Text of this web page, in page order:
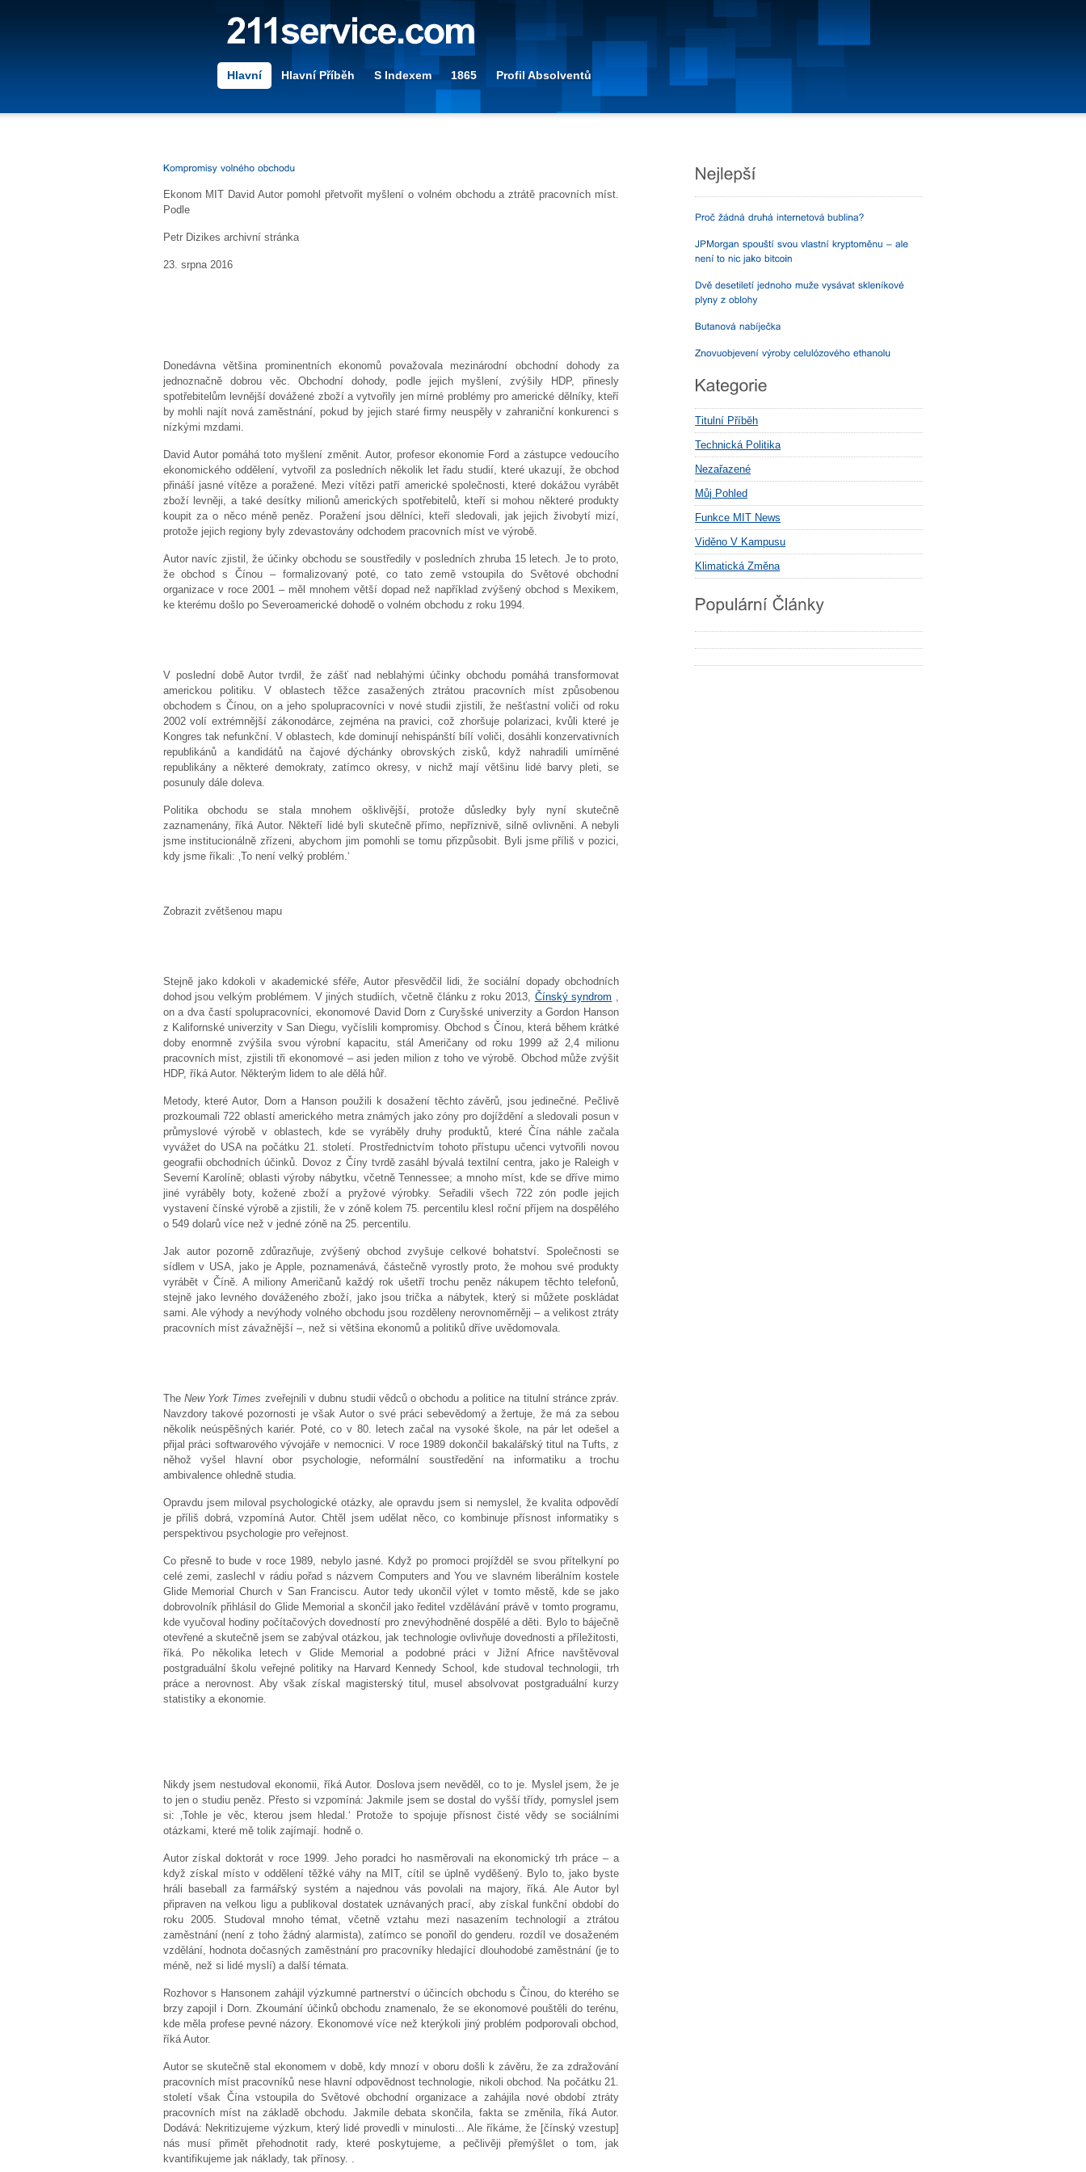
Hlavní Hlavní Příběh S Indexem 1865 Profil Absolventů
Ekonom MIT David Autor pomohl přetvořit myšlení o volném obchodu a ztrátě pracovních míst.
Podle
Petr Dizikes archivní stránka
23. srpna 2016
Donedávna většina prominentních ekonomů považovala mezinárodní obchodní dohody za
jednoznačně dobrou věc. Obchodní dohody, podle jejich myšlení, zvýšily HDP, přinesly
spotřebitelům levnější dovážené zboží a vytvořily jen mírné problémy pro americké dělníky, kteří
by mohli najít nová zaměstnání, pokud by jejich staré firmy neuspěly v zahraniční konkurenci s
nízkými mzdami.
David Autor pomáhá toto myšlení změnit. Autor, profesor ekonomie Ford a zástupce vedoucího
ekonomického oddělení, vytvořil za posledních několik let řadu studií, které ukazují, že obchod
přináší jasné vítěze a poražené. Mezi vítězi patří americké společnosti, které dokážou vyrábět
zboží levněji, a také desítky milionů amerických spotřebitelů, kteří si mohou některé produkty
koupit za o něco méně peněz. Poražení jsou dělníci, kteří sledovali, jak jejich živobytí mizí,
protože jejich regiony byly zdevastovány odchodem pracovních míst ve výrobě.
Autor navíc zjistil, že účinky obchodu se soustředily v posledních zhruba 15 letech. Je to proto,
že obchod s Čínou – formalizovaný poté, co tato země vstoupila do Světové obchodní
organizace v roce 2001 – měl mnohem větší dopad než například zvýšený obchod s Mexikem,
ke kterému došlo po Severoamerické dohodě o volném obchodu z roku 1994.
V poslední době Autor tvrdil, že zášť nad neblahými účinky obchodu pomáhá transformovat
americkou politiku. V oblastech těžce zasažených ztrátou pracovních míst způsobenou
obchodem s Čínou, on a jeho spolupracovníci v nové studii zjistili, že nešťastní voliči od roku
2002 volí extrémnější zákonodárce, zejména na pravici, což zhoršuje polarizaci, kvůli které je
Kongres tak nefunkční. V oblastech, kde dominují nehispánští bílí voliči, dosáhli konzervativních
republikánů a kandidátů na čajové dýchánky obrovských zisků, když nahradili umírněné
republikány a některé demokraty, zatímco okresy, v nichž mají většinu lidé barvy pleti, se
posunuly dále doleva.
Politika obchodu se stala mnohem ošklivější, protože důsledky byly nyní skutečně
zaznamenány, říká Autor. Někteří lidé byli skutečně přímo, nepříznivě, silně ovlivněni. A nebyli
jsme institucionálně zřízeni, abychom jim pomohli se tomu přizpůsobit. Byli jsme příliš v pozici,
kdy jsme říkali: ‚To není velký problém.‘
Zobrazit zvětšenou mapu
Stejně jako kdokoli v akademické sféře, Autor přesvědčil lidi, že sociální dopady obchodních
dohod jsou velkým problémem. V jiných studiích, včetně článku z roku 2013, Čínský syndrom ,
on a dva častí spolupracovníci, ekonomové David Dorn z Curyšské univerzity a Gordon Hanson
z Kalifornské univerzity v San Diegu, vyčíslili kompromisy. Obchod s Čínou, která během krátké
doby enormně zvýšila svou výrobní kapacitu, stál Američany od roku 1999 až 2,4 milionu
pracovních míst, zjistili tři ekonomové – asi jeden milion z toho ve výrobě. Obchod může zvýšit
HDP, říká Autor. Některým lidem to ale dělá hůř.
Metody, které Autor, Dorn a Hanson použili k dosažení těchto závěrů, jsou jedinečné. Pečlivě
prozkoumali 722 oblastí amerického metra známých jako zóny pro dojíždění a sledovali posun v
průmyslové výrobě v oblastech, kde se vyráběly druhy produktů, které Čína náhle začala
vyvážet do USA na počátku 21. století. Prostřednictvím tohoto přístupu učenci vytvořili novou
geografii obchodních účinků. Dovoz z Číny tvrdě zasáhl bývalá textilní centra, jako je Raleigh v
Severní Karolíně; oblasti výroby nábytku, včetně Tennessee; a mnoho míst, kde se dříve mimo
jiné vyráběly boty, kožené zboží a pryžové výrobky. Seřadili všech 722 zón podle jejich
vystavení čínské výrobě a zjistili, že v zóně kolem 75. percentilu klesl roční příjem na dospělého
o 549 dolarů více než v jedné zóně na 25. percentilu.
Jak autor pozorně zdůrazňuje, zvýšený obchod zvyšuje celkové bohatství. Společnosti se
sídlem v USA, jako je Apple, poznamenává, částečně vyrostly proto, že mohou své produkty
vyrábět v Číně. A miliony Američanů každý rok ušetří trochu peněz nákupem těchto telefonů,
stejně jako levného dováženého zboží, jako jsou trička a nábytek, který si můžete poskládat
sami. Ale výhody a nevýhody volného obchodu jsou rozděleny nerovnoměrněji – a velikost ztráty
pracovních míst závažnější –, než si většina ekonomů a politiků dříve uvědomovala.
The New York Times zveřejnili v dubnu studii vědců o obchodu a politice na titulní stránce zpráv.
Navzdory takové pozornosti je však Autor o své práci sebevědomý a žertuje, že má za sebou
několik neúspěšných kariér. Poté, co v 80. letech začal na vysoké škole, na pár let odešel a
přijal práci softwarového vývojáře v nemocnici. V roce 1989 dokončil bakalářský titul na Tufts, z
něhož vyšel hlavní obor psychologie, neformální soustředění na informatiku a trochu
ambivalence ohledně studia.
Opravdu jsem miloval psychologické otázky, ale opravdu jsem si nemyslel, že kvalita odpovědí
je příliš dobrá, vzpomíná Autor. Chtěl jsem udělat něco, co kombinuje přísnost informatiky s
perspektivou psychologie pro veřejnost.
Co přesně to bude v roce 1989, nebylo jasné. Když po promoci projížděl se svou přítelkyní po
celé zemi, zaslechl v rádiu pořad s názvem Computers and You ve slavném liberálním kostele
Glide Memorial Church v San Franciscu. Autor tedy ukončil výlet v tomto městě, kde se jako
dobrovolník přihlásil do Glide Memorial a skončil jako ředitel vzdělávání právě v tomto programu,
kde vyučoval hodiny počítačových dovedností pro znevýhodněné dospělé a děti. Bylo to báječně
otevřené a skutečně jsem se zabýval otázkou, jak technologie ovlivňuje dovednosti a příležitosti,
říká. Po několika letech v Glide Memorial a podobné práci v Jižní Africe navštěvoval
postgraduální školu veřejné politiky na Harvard Kennedy School, kde studoval technologii, trh
práce a nerovnost. Aby však získal magisterský titul, musel absolvovat postgraduální kurzy
statistiky a ekonomie.
Nikdy jsem nestudoval ekonomii, říká Autor. Doslova jsem nevěděl, co to je. Myslel jsem, že je
to jen o studiu peněz. Přesto si vzpomíná: Jakmile jsem se dostal do vyšší třídy, pomyslel jsem
si: ‚Tohle je věc, kterou jsem hledal.‘ Protože to spojuje přísnost čisté vědy se sociálními
otázkami, které mě tolik zajímají. hodně o.
Autor získal doktorát v roce 1999. Jeho poradci ho nasměrovali na ekonomický trh práce – a
když získal místo v oddělení těžké váhy na MIT, cítil se úplně vyděšený. Bylo to, jako byste
hráli baseball za farmářský systém a najednou vás povolali na majory, říká. Ale Autor byl
připraven na velkou ligu a publikoval dostatek uznávaných prací, aby získal funkční období do
roku 2005. Studoval mnoho témat, včetně vztahu mezi nasazením technologií a ztrátou
zaměstnání (není z toho žádný alarmista), zatímco se ponořil do genderu. rozdíl ve dosaženém
vzdělání, hodnota dočasných zaměstnání pro pracovníky hledající dlouhodobé zaměstnání (je to
méně, než si lidé myslí) a další témata.
Rozhovor s Hansonem zahájil výzkumné partnerství o účincích obchodu s Čínou, do kterého se
brzy zapojil i Dorn. Zkoumání účinků obchodu znamenalo, že se ekonomové pouštěli do terénu,
kde měla profese pevné názory. Ekonomové více než kterýkoli jiný problém podporovali obchod,
říká Autor.
Autor se skutečně stal ekonomem v době, kdy mnozí v oboru došli k závěru, že za zdražování
pracovních míst pracovníků nese hlavní odpovědnost technologie, nikoli obchod. Na počátku 21.
století však Čína vstoupila do Světové obchodní organizace a zahájila nové období ztráty
pracovních míst na základě obchodu. Jakmile debata skončila, fakta se změnila, říká Autor.
Dodává: Nekritizujeme výzkum, který lidé provedli v minulosti... Ale říkáme, že [čínský vzestup]
nás musí přimět přehodnotit rady, které poskytujeme, a pečlivěji přemýšlet o tom, jak
kvantifikujeme jak náklady, tak přínosy. .
Titulní Příběh
Technická Politika
Nezařazené
Můj Pohled
Funkce MIT News
Viděno V Kampusu
Klimatická Změna